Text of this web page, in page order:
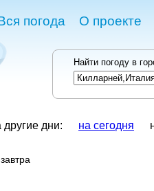
погода О проекте
Найти погоду в
другие дни: на сегодня